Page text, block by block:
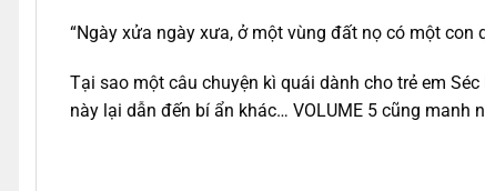
“Ngày xửa ngày xưa, ở một vùng đất nọ có một
Tại sao một câu chuyện kì quái dành cho trẻ em
này lại dẫn đến bí ẩn khác… VOLUME 5 cũng manh